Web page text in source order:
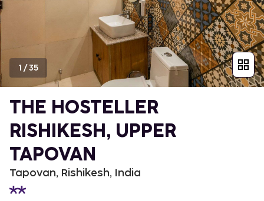
1 /35
THE HOSTELLER
RISHIKESH, UPPER
TAPOVAN
Tapovan, Rishikesh, India